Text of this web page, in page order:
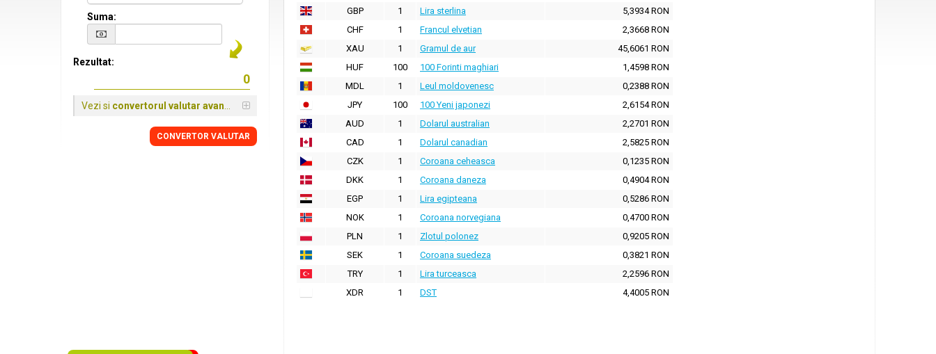
GBP
1 Lira sterlina
5,3934 RON
CHF
1 Francul elvetian
2,3668 RON
XAU
1 Gramul de aur
45,6061 RON
HUF
100 100 Forinti maghiari
1,4598 RON
MDL
1 Leul moldovenesc
0,2388 RON
JPY
100 100 Yeni japonezi
2,6154 RON
AUD
1 Dolarul australian
2,2701 RON
CAD
1 Dolarul canadian
2,5825 RON
CZK
1 Coroana ceheasca
0,1235 RON
DKK
1 Coroana daneza
0,4904 RON
EGP
1 Lira egipteana
0,5286 RON
NOK
1 Coroana norvegiana
0,4700 RON
PLN
1 Zlotul polonez
0,9205 RON
SEK
1 Coroana suedeza
0,3821 RON
TRY
1 Lira turceasca
2,2596 RON
XDR
1 DST 4,4005 RON
Suma:
Rezultat:
Vezi si convertorul valutar avansat
CONVERTOR VALUTAR